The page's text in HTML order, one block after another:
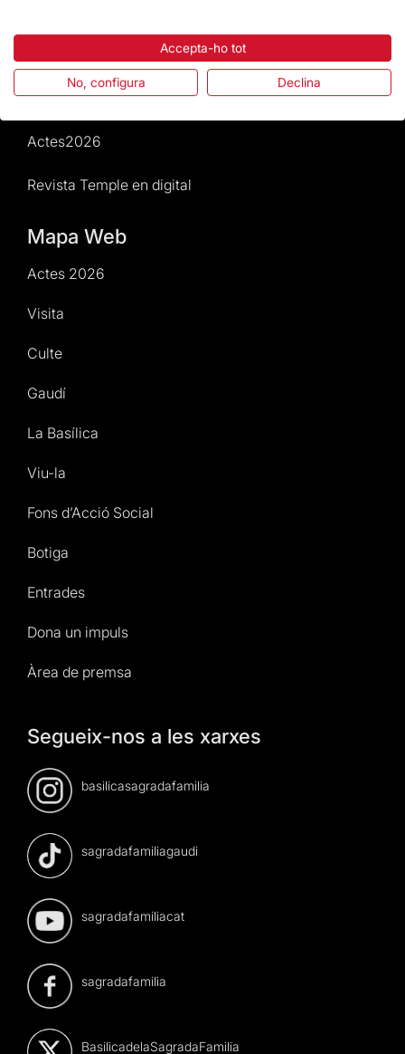
Dona un impuls
Actes2026
Revista Temple en digital
Mapa Web
Actes 2026
Visita
Culte
Gaudí
La Basílica
Viu-la
Fons d’Acció Social
Botiga
Entrades
Dona un impuls
Àrea de premsa
Segueix-nos a les xarxes
basilicasagradafamilia
sagradafamiliagaudi
sagradafamiliacat
sagradafamilia
BasilicadelaSagradaFamilia
Accepta-ho tot
No, configura Declina